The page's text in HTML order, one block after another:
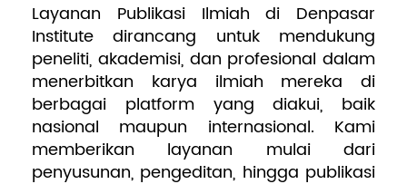
Layanan Publikasi Ilmiah di Denpasar
Institute dirancang untuk mendukung
peneliti, akademisi, dan profesional dalam
menerbitkan karya ilmiah mereka di
berbagai platform yang diakui, baik
nasional maupun internasional. Kami
memberikan layanan mulai dari
penyusunan, pengeditan, hingga publikasi